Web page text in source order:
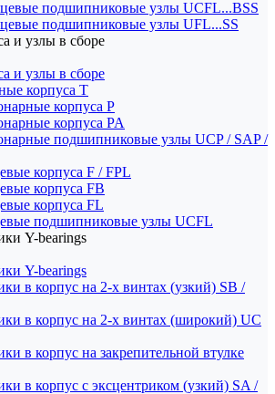
подшипниковые узлы UCFL...BSS
подшипниковые узлы UFL...SS
и узлы в сборе
и узлы в сборе
корпуса T
корпуса P
корпуса PA
подшипниковые узлы UCP / SAP /
корпуса F / FPL
корпуса FB
корпуса FL
подшипниковые узлы UCFL
Y-bearings
Y-bearings
в корпус на 2-х винтах (узкий) SB /
в корпус на 2-х винтах (широкий) UC
в корпус на закрепительной втулке
в корпус с эксцентриком (узкий) SA /